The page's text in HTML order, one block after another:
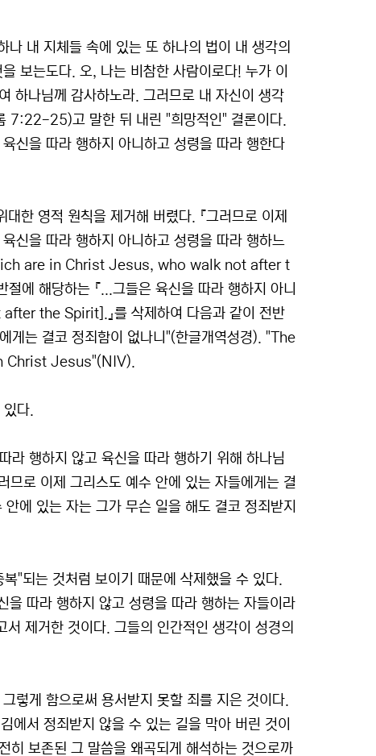
나 내 지체들 속에 있는 또 하나의 법이 내 생각의
보는도다. 오, 나는 비참한 사람이로다! 누가 이
하나님께 감사하노라. 그러므로 내 자신이 생각
7:22-25)고 말한 뒤 내린 "희망적인" 결론이다.
신을 따라 행하지 아니하고 성령을 따라 행한다
한 영적 원칙을 제거해 버렸다. 『그러므로 이제
신을 따라 행하지 아니하고 성령을 따라 행하느
are in Christ Jesus, who walk not after t
해당하는 『...그들은 육신을 따라 행하지 아니
the Spirit].』를 삭제하여 다음과 같이 전반
게는 결코 정죄함이 없나니"(한글개역성경). "The
Christ Jesus"(NIV).
다.
라 행하지 않고 육신을 따라 행하기 위해 하나님
므로 이제 그리스도 예수 안에 있는 자들에게는 결
에 있는 자는 그가 무슨 일을 해도 결코 정죄받지
"되는 것처럼 보이기 때문에 삭제했을 수 있다.
을 따라 행하지 않고 성령을 따라 행하는 자들이라
제거한 것이다. 그들의 인간적인 생각이 성경의
렇게 함으로써 용서받지 못할 죄를 지은 것이다.
에서 정죄받지 않을 수 있는 길을 막아 버린 것이
히 보존된 그 말씀을 왜곡되게 해석하는 것으로까